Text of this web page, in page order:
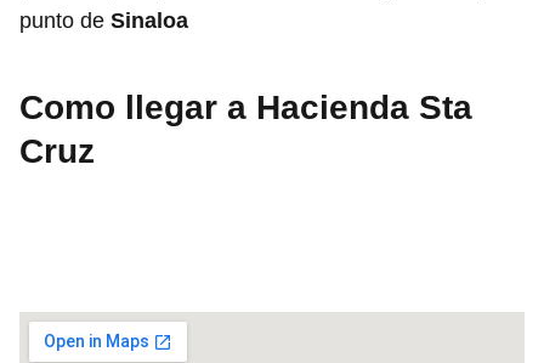
punto de Sinaloa
Como llegar a Hacienda Sta
Cruz